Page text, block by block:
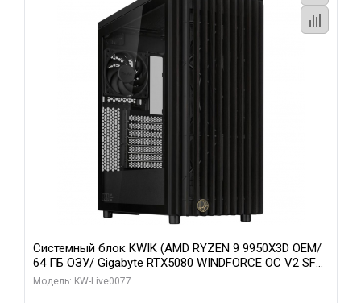
Системный блок KWIK (AMD RYZEN 9 9950X3D OEM/
64 ГБ ОЗУ/ Gigabyte RTX5080 WINDFORCE OC V2 SFF
16GB GDDR7 256b/ 960 ГБ SSD)
Модель: KW-Live0077